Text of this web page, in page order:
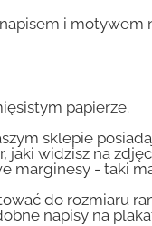
i motywem
papierze.
sklepie
jaki widzisz na
marginesy - taki
do rozmiaru
napisy na